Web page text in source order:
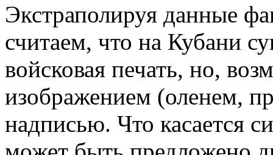
Экстраполируя данные
считаем, что на Кубани
войсковая печать, но,
изображением (оленем,
надписью. Что касается